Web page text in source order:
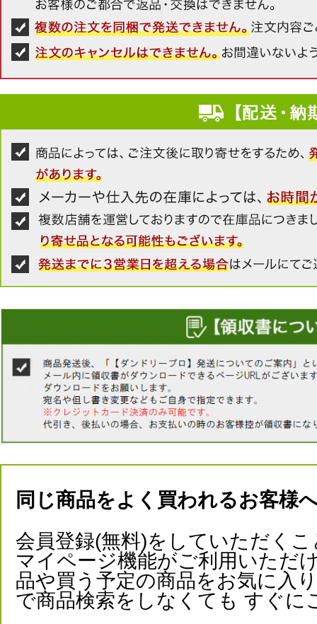
同じ商品をよく買われるお客様
会員登録(無料)をしていただくこ
マイページ機能がご利用いただ
品や買う予定の商品をお気に入
で商品検索をしなくても すぐに